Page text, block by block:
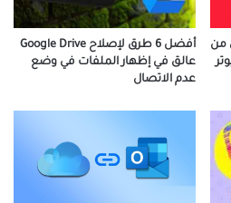
من
أفضل 6 طرق لإصلاح Google Drive
عالق في إظهار الملفات في وضع
عدم الاتصال